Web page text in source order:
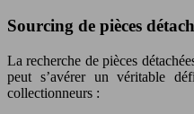
Sourcing de pièces
La recherche de pièces
peut s’avérer un véritable
collectionneurs :